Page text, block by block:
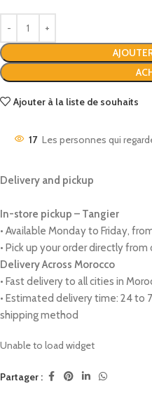
Ajouter à la liste de souhaits
17 Les personnes qui
Delivery and pickup
In-store pickup – Tangier
• Available Monday to Friday,
• Pick up your order directly
Delivery Across Morocco
• Fast delivery to all cities in
• Estimated delivery time: 24 to
shipping method
Unable to load widget
Partager :